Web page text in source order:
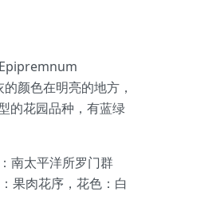
颜色在明亮的地方，
的花园品种，有蓝绿
南太平洋所罗门群
果肉花序，花色：白